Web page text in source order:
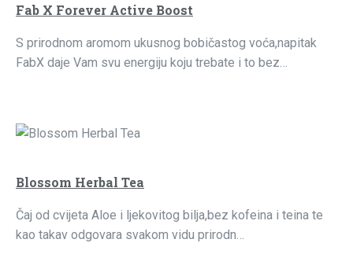
Fab X Forever Active Boost
S prirodnom aromom ukusnog bobičastog voća,napitak
FabX daje Vam svu energiju koju trebate i to bez…
Blossom Herbal Tea
Čaj od cvijeta Aloe i ljekovitog bilja,bez kofeina i teina te
kao takav odgovara svakom vidu prirodn…